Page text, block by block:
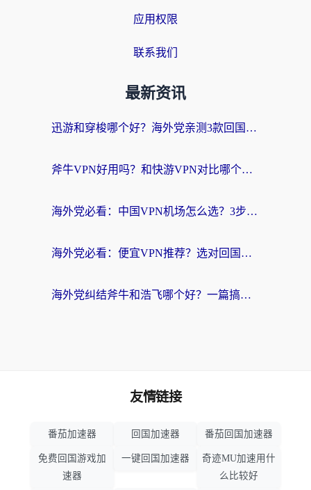
应用权限
联系我们
最新资讯
迅游和穿梭哪个好？海外党亲测3款回国加速器+手游加速对比，附避坑指南
斧牛VPN好用吗？和快游VPN对比哪个回国效果更好？马来西亚留学生亲测分享
海外党必看：中国VPN机场怎么选？3步教你无缝访问国内资源（附避坑指南）
海外党必看：便宜VPN推荐？选对回国加速器才能无缝刷国内剧玩国服
海外党纠结斧牛和浩飞哪个好？一篇搞定回国加速器选择+无缝访问国内资源指南
友情链接
番茄加速器 回国加速器 番茄回国加速器
免费回国游戏加
速器
一键回国加速器
奇迹MU加速用什
么比较好